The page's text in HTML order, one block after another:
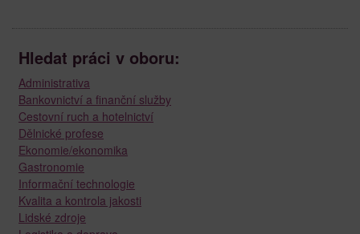
Hledat práci v oboru:
Administrativa
Bankovnictví a finanční služby
Cestovní ruch a hotelnictví
Dělnické profese
Ekonomie/ekonomika
Gastronomie
Informační technologie
Kvalita a kontrola jakosti
Lidské zdroje